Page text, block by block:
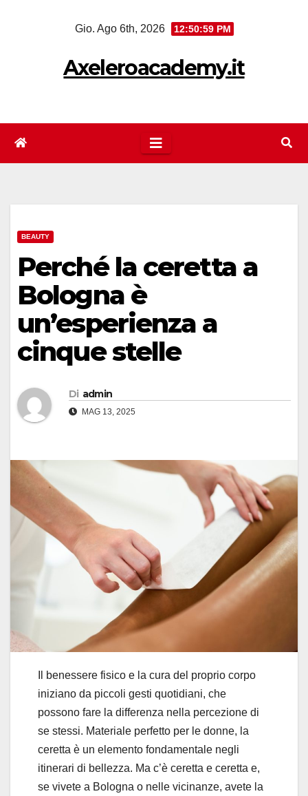
Gio. Ago 6th, 2026 12:51:00 PM
Axeleroacademy.it
BEAUTY
Perché la ceretta a
Bologna è
un’esperienza a
cinque stelle
Di admin
MAG 13, 2025
Il benessere fisico e la cura del proprio corpo
iniziano da piccoli gesti quotidiani, che
possono fare la differenza nella percezione di
se stessi. Materiale perfetto per le donne, la
ceretta è un elemento fondamentale negli
itinerari di bellezza. Ma c’è ceretta e ceretta e,
se vivete a Bologna o nelle vicinanze, avete la